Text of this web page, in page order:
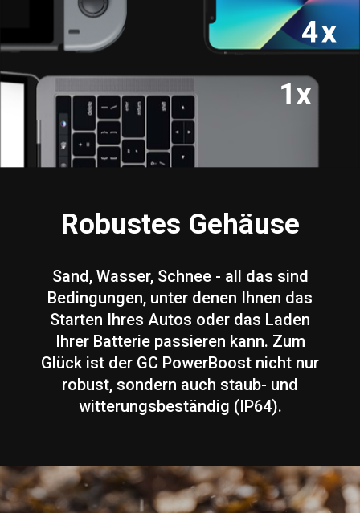
Robustes Gehäuse
Sand, Wasser, Schnee - all das sind
Bedingungen, unter denen Ihnen das
Starten Ihres Autos oder das Laden
Ihrer Batterie passieren kann. Zum
Glück ist der GC PowerBoost nicht nur
robust, sondern auch staub- und
witterungsbeständig (IP64).